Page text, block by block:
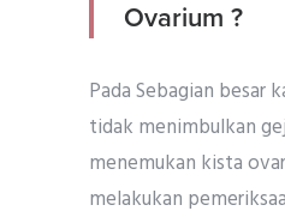
Ovarium ?
Pada Sebagian besar
tidak menimbulkan
menemukan kista
melakukan